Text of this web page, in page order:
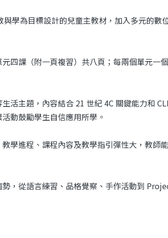
學為目標設計的兒童主教材，加入多元的數
四課（附一頁複習）共八頁；每兩個單元一
活主題，內容結合 21 世紀 4C 關鍵能力和
動鼓勵學生自信應用所學。
學進程、課程內容及教學指引彈性大，教師
，從語言練習、品格覺察、手作活動到